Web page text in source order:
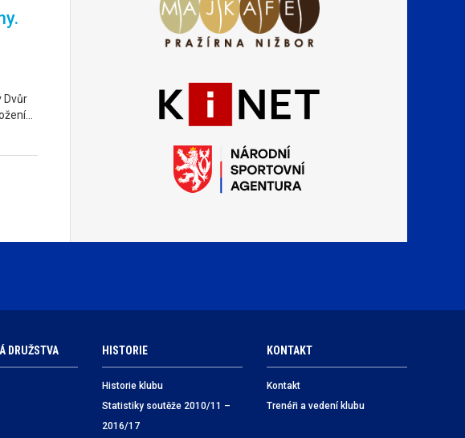
Dvůr
DRUŽSTVA HISTORIE
Historie klubu
Statistiky soutěže 2010/11 –
2016/17
KONTAKT
Kontakt
Trenéři a vedení klubu